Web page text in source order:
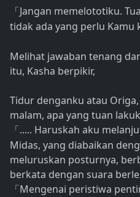
「 Jangan memelototiku.
tidak ada yang perlu Kamu
Melihat jawaban tenang
itu, Kasha berpikir,
Tidur denganku atau
malam, apa yang tuan
「 ..... Haruskah aku
Midas, yang diabaikan
meluruskan posturnya,
berkata dengan suara
「 Mengenai peristiwa